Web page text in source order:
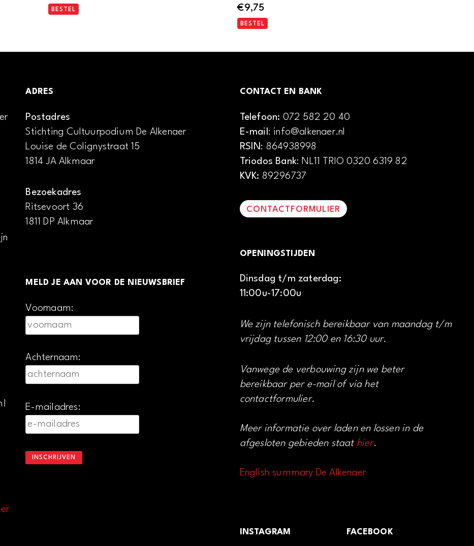
BESTEL
€9,75
BESTEL
ADRES
Postadres
Stichting Cultuurpodium De Alkenaer
Louise de Colignystraat 15
1814 JA Alkmaar
Bezoekadres
Ritsevoort 36
1811 DP Alkmaar
MELD JE AAN VOOR DE NIEUWSBRIEF
Voornaam:
Achternaam:
E-mailadres:
CONTACT EN BANK
Telefoon: 072 582 20 40
E-mail: info@alkenaer.nl
RSIN: 864938998
Triodos Bank: NL11 TRIO 0320 6319 82
KVK: 89296737
CONTACTFORMULIER
OPENINGSTIJDEN
Dinsdag t/m zaterdag:
11:00u-17:00u
We zijn telefonisch bereikbaar van maandag t/m
vrijdag tussen 12:00 en 16:30 uur.
Vanwege de verbouwing zijn we beter
bereikbaar per e-mail of via het
contactformulier.
Meer informatie over laden en lossen in de
afgesloten gebieden staat hier.
English summary De Alkenaer
INSTAGRAM FACEBOOK